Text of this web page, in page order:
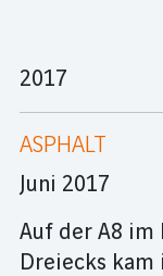
2017
ASPHALT
Juni 2017
Auf der A8 im
Dreiecks kam